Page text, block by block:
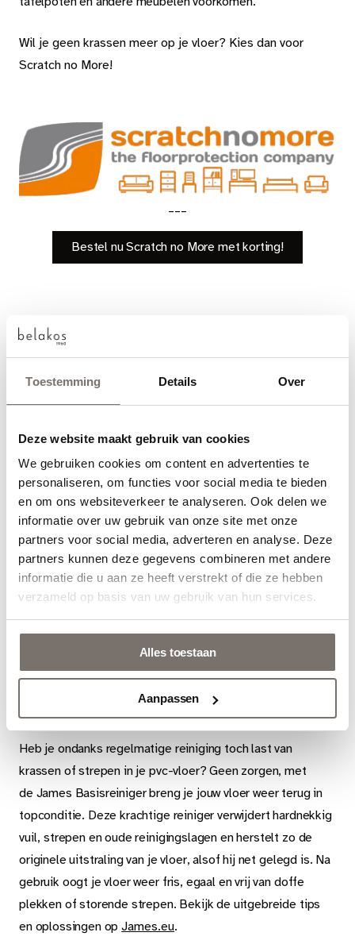
Toestemming Details Over
Deze website maakt gebruik van cookies
We gebruiken cookies om content en advertenties te
personaliseren, om functies voor social media te bieden
en om ons websiteverkeer te analyseren. Ook delen we
informatie over uw gebruik van onze site met onze
partners voor social media, adverteren en analyse. Deze
partners kunnen deze gegevens combineren met andere
informatie die u aan ze heeft verstrekt of die ze hebben
verzameld op basis van uw gebruik van hun services.
Alles toestaan
Aanpassen
Choose your language
Engels
Nederlands
Wil je geen krassen meer op je vloer? Kies dan voor
Scratch no More!
Bestel nu Scratch no More met korting!
Zo herstel én bescherm je jouw pvc-vloer
Heb je ondanks regelmatige reiniging toch last van
krassen of strepen in je pvc-vloer? Geen zorgen, met
de James Basisreiniger breng je jouw vloer weer terug in
topconditie. Deze krachtige reiniger verwijdert hardnekkig
vuil, strepen en oude reinigingslagen en herstelt zo de
originele uitstraling van je vloer, alsof hij net gelegd is. Na
gebruik oogt je vloer weer fris, egaal en vrij van doffe
plekken of storende strepen. Bekijk de uitgebreide tips
en oplossingen opJames.eu.